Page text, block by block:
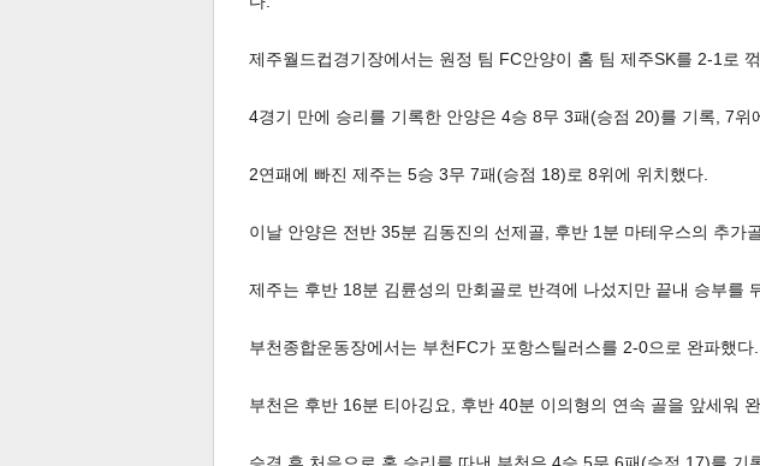
인
제주월드컵경기장에서는 원정 팀 FC안양이 홈 팀 제주SK를 2-1로
4경기 만에 승리를 기록한 안양은 4승 8무 3패(승점 20)를 기록, 7위
2연패에 빠진 제주는 5승 3무 7패(승점 18)로 8위에 위치했다.
이날 안양은 전반 35분 김동진의 선제골, 후반 1분 마테우스의 추가
제주는 후반 18분 김륜성의 만회골로 반격에 나섰지만 끝내 승부를
부천종합운동장에서는 부천FC가 포항스틸러스를 2-0으로 완파했다.
부천은 후반 16분 티아깅요, 후반 40분 이의형의 연속 골을 앞세워